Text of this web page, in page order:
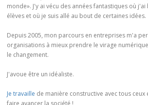
monde». J'y ai vécu des années fantastiques où
élèves et où je suis allé au bout de certaines idées.
Depuis 2005, mon parcours en entreprises m'a
organisations à mieux prendre le virage
le changement.
J'avoue être un idéaliste.
Je travaille de manière constructive avec tous ceux